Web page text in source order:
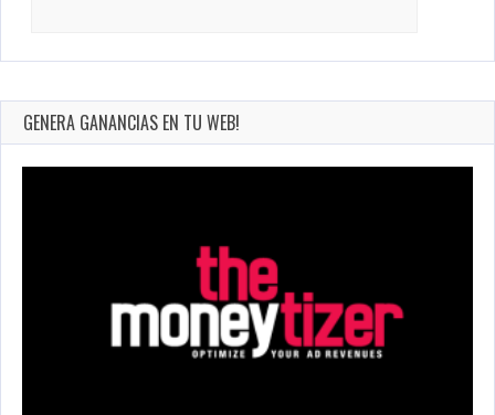
GENERA GANANCIAS EN TU WEB!